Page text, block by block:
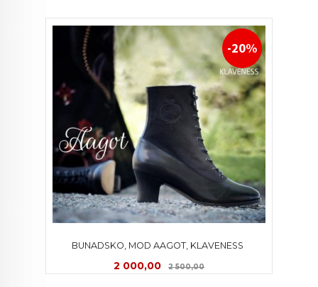
BUNADSKO, MOD AAGOT, KLAVENESS
Tilbud
2 000,00 2 500,00Rabatt
-20%